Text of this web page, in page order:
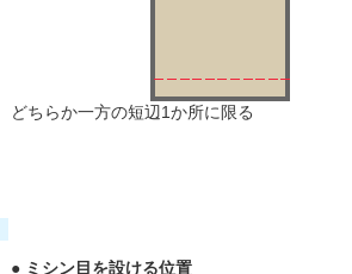
どちらか一方の短辺1か所に限る
● ミシン目を設ける位置